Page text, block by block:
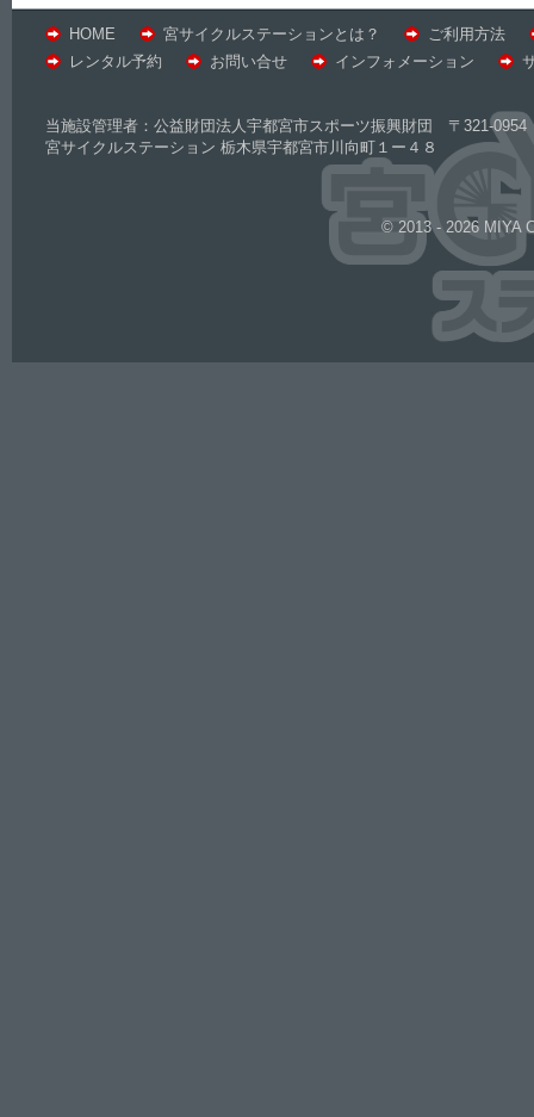
HOME 宮サイクルステーションとは？
ご利用方法
レンタル予約
お問い合せ インフォメーション
当施設管理者：公益財団法人宇都宮市スポーツ振興財団 〒321-
宮サイクルステーション 栃木県宇都宮市川向町１ー４８
© 2013 - 2026 MIYA